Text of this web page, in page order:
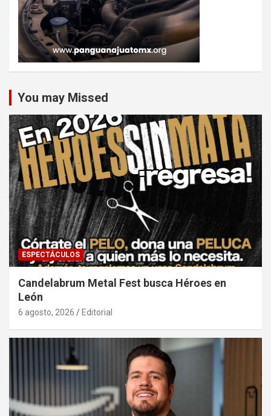
You may Missed
ESPECTÁCULOS
Candelabrum Metal Fest busca Héroes en
León
6 agosto, 2026 Editorial